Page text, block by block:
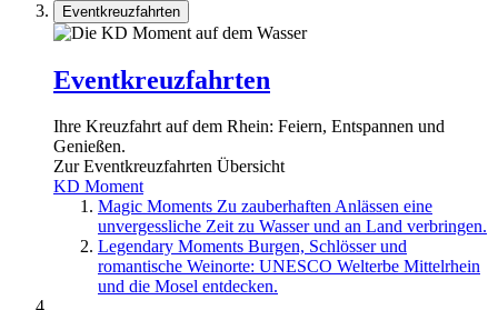
Eventkreuzfahrten
Eventkreuzfahrten
Ihre Kreuzfahrt auf dem Rhein: Feiern, Entspannen und
Genießen.
Zur Eventkreuzfahrten Übersicht
KD Moment
Magic Moments Zu zauberhaften Anlässen eine
unvergessliche Zeit zu Wasser und an Land verbringen.
Legendary Moments Burgen, Schlösser und
romantische Weinorte: UNESCO Welterbe Mittelrhein
und die Mosel entdecken.